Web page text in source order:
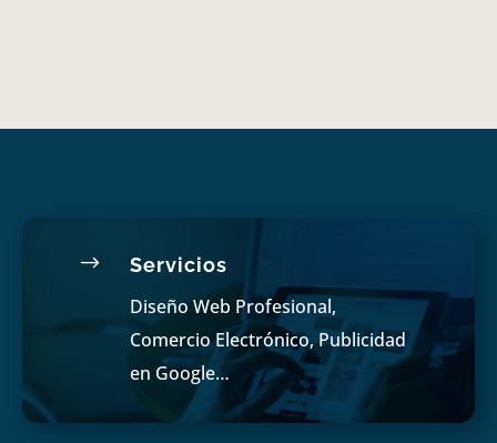
$ Servicios
Diseño Web Profesional,
Comercio Electrónico, Publicidad
en Google…